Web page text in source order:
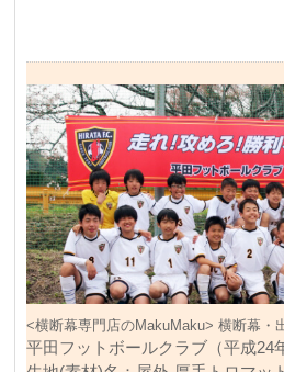
<横断幕専門店のMakuMaku> 横断幕・
平田フットボールクラブ（平成24